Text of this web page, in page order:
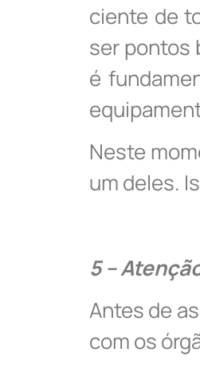
ciente de
ser pontos
é
Neste
um deles.
5 –
Antes de
com os